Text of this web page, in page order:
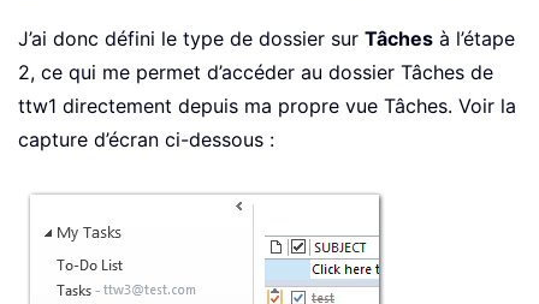
J’ai donc défini le type de dossier sur Tâches à l’étape
2, ce qui me permet d’accéder au dossier Tâches de
ttw1 directement depuis ma propre vue Tâches. Voir la
capture d’écran ci-dessous :